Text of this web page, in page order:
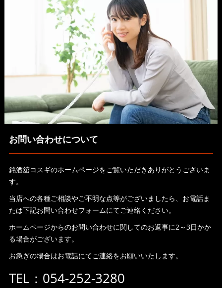
お問い合わせについて
銘酒舘コスギのホームページをご覧いただきありがとうございま
す。
当店への各種ご相談やご不明な点等がございましたら、お電話ま
たは下記お問い合わせフォームにてご連絡ください。
ホームページからのお問い合わせに関してのお返事に2～3日かか
る場合がございます。
お急ぎの場合はお電話にてご連絡をお願いいたします。
TEL：054-252-3280